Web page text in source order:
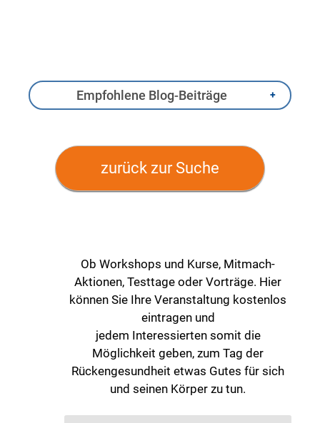
Empfohlene Blog-Beiträge
zurück zur Suche
Ob Workshops und Kurse, Mitmach-
Aktionen, Testtage oder Vorträge. Hier
können Sie Ihre Veranstaltung kostenlos
eintragen und
jedem Interessierten somit die
Möglichkeit geben, zum Tag der
Rückengesundheit etwas Gutes für sich
und seinen Körper zu tun.